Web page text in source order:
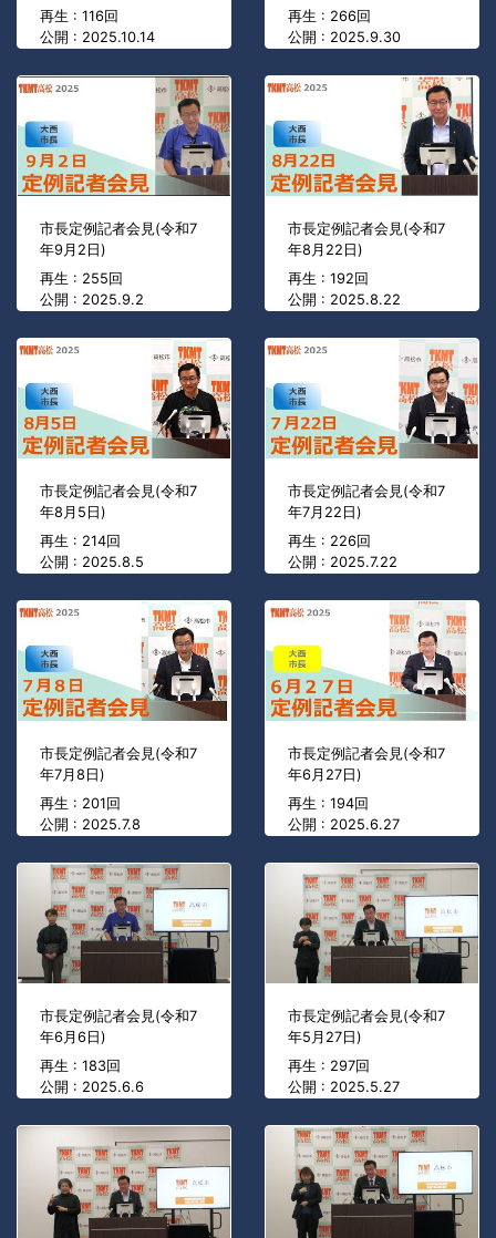
再生 : 116回
公開 : 2025.10.14
再生 : 266回
公開 : 2025.9.30
市長定例記者会見(令和7
年9月2日)
再生 : 255回
公開 : 2025.9.2
市長定例記者会見(令和7
年8月22日)
再生 : 192回
公開 : 2025.8.22
市長定例記者会見(令和7
年8月5日)
再生 : 214回
公開 : 2025.8.5
市長定例記者会見(令和7
年7月22日)
再生 : 226回
公開 : 2025.7.22
市長定例記者会見(令和7
年7月8日)
再生 : 201回
公開 : 2025.7.8
市長定例記者会見(令和7
年6月27日)
再生 : 194回
公開 : 2025.6.27
市長定例記者会見(令和7
年6月6日)
再生 : 183回
公開 : 2025.6.6
市長定例記者会見(令和7
年5月27日)
再生 : 297回
公開 : 2025.5.27